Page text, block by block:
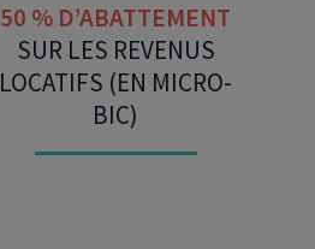
50 % D’ABATTEMENT
SUR LES REVENUS
LOCATIFS (EN MICRO-
BIC)